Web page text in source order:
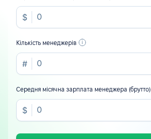
Кількість менеджерів
Середня місячна зарплата менеджера (брутто)